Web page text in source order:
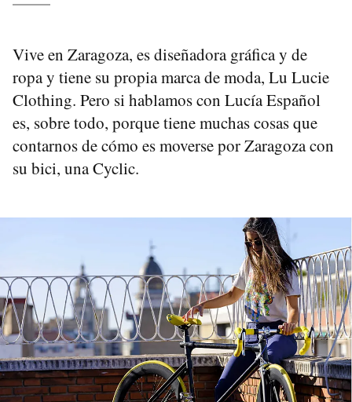
Vive en Zaragoza, es diseñadora gráfica y de
ropa y tiene su propia marca de moda, Lu Lucie
Clothing. Pero si hablamos con Lucía Español
es, sobre todo, porque tiene muchas cosas que
contarnos de cómo es moverse por Zaragoza con
su bici, una Cyclic.